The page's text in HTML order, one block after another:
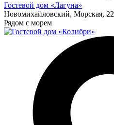
Гостевой дом «Лагуна»
Новомихайловский, Морская, 22
Рядом с морем